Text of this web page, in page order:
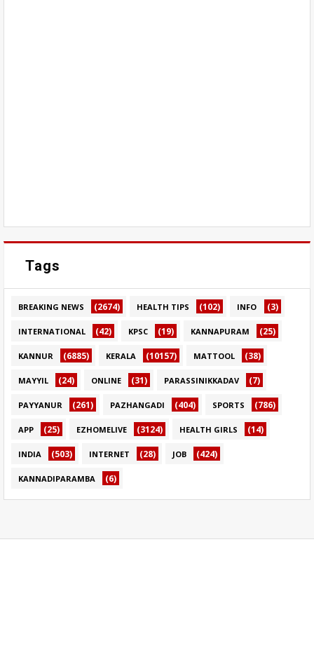
Tags
BREAKING NEWS (2674) HEALTH TIPS (102) INFO (3)
INTERNATIONAL (42) KPSC (19) KANNAPURAM (25)
KANNUR (6885) KERALA (10157) MATTOOL (38)
MAYYIL (24) ONLINE (31) PARASSINIKKADAV (7)
PAYYANUR (261) PAZHANGADI (404) SPORTS (786)
APP (25) EZHOMELIVE (3124) HEALTH GIRLS (14)
INDIA (503) INTERNET (28) JOB (424)
KANNADIPARAMBA (6)